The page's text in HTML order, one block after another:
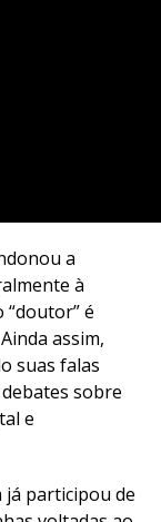
a
à
é
assim,
suas falas
sobre
e
já participou de